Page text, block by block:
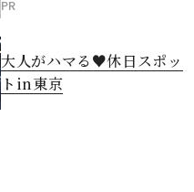
PR
大人がハマる♥休日スポッ
トin東京